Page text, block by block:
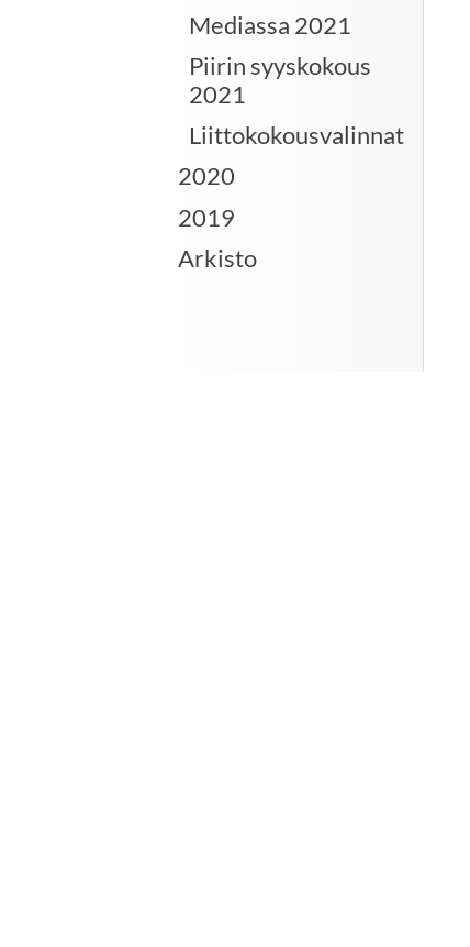
Mediassa 2021
Piirin syyskokous
2021
Liittokokousvalinnat
2020
2019
Arkisto